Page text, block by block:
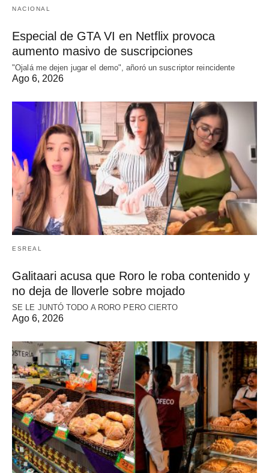
NACIONAL
Especial de GTA VI en Netflix provoca
aumento masivo de suscripciones
"Ojalá me dejen jugar el demo", añoró un suscriptor reincidente
Ago 6, 2026
ESREAL
Galitaari acusa que Roro le roba contenido y
no deja de lloverle sobre mojado
SE LE JUNTÓ TODO A RORO PERO CIERTO
Ago 6, 2026